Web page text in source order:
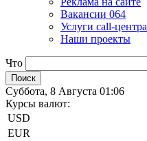
Вакансии 064
Услуги call-центра
Наши проекты
Что
Суббота, 8 Августа 01:06
Курсы валют:
USD
EUR